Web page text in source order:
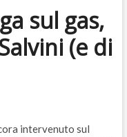
sul gas,
(e di
intervenuto sul